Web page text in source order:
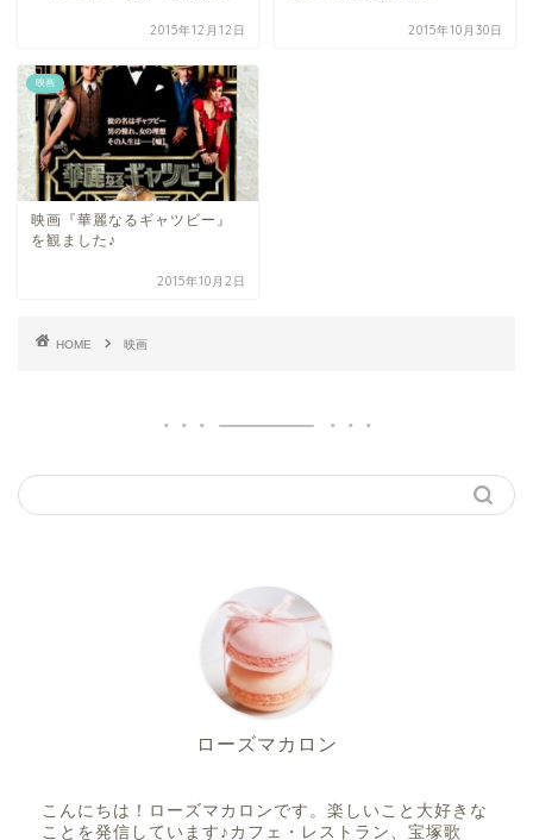
2015年12月12日 2015年10月30日
映画
映画『華麗なるギャツビー』
を観ました♪
2015年10月2日
HOME 映画
ローズマカロン
こんにちは！ローズマカロンです。楽しいこと大好きな
ことを発信しています♪カフェ・レストラン、宝塚歌